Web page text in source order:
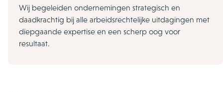
Wij begeleiden ondernemingen strategisch en
daadkrachtig bij alle arbeidsrechtelijke uitdagingen met
diepgaande expertise en een scherp oog voor
resultaat.